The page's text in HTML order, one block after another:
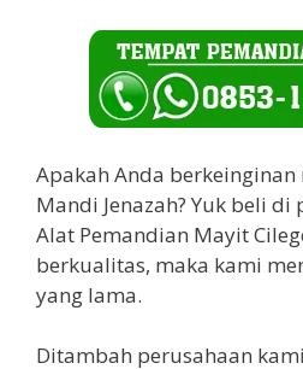
Apakah Anda
Mandi Jenazah? Yuk beli
Alat Pemandian Mayit
berkualitas, maka kami
yang lama.
Ditambah perusahaan